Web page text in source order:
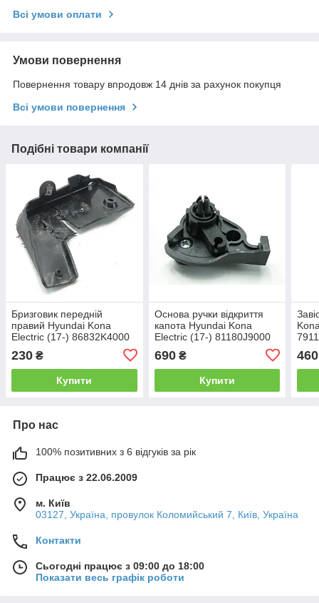
Всі умови оплати
Умови повернення
Повернення товару впродовж 14 днів за рахунок покупця
Всі умови повернення
Подібні товари компанії
Бризговик передній
правий Hyundai Kona
Electric (17-) 86832K4000
230 ₴
Купити
Основа ручки відкриття
капота Hyundai Kona
Electric (17-) 81180J9000
690₴
Купити
460
Про нас
100% позитивних з 6 відгуків за рік
Працює з 22.06.2009
м. Київ
03127, Україна, провулок Коломийський 7, Київ, Україна
Контакти
Сьогодні працює з 09:00 до 18:00
Показати весь графік роботи